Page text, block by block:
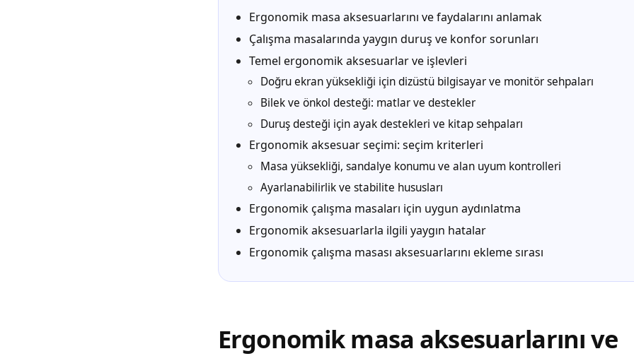
Ergonomik masa aksesuarlarını ve faydalarını anlamak
Çalışma masalarında yaygın duruş ve konfor sorunları
Temel ergonomik aksesuarlar ve işlevleri
Doğru ekran yüksekliği için dizüstü bilgisayar ve monitör sehpaları
Bilek ve önkol desteği: matlar ve destekler
Duruş desteği için ayak destekleri ve kitap sehpaları
Ergonomik aksesuar seçimi: seçim kriterleri
Masa yüksekliği, sandalye konumu ve alan uyum kontrolleri
Ayarlanabilirlik ve stabilite hususları
Ergonomik çalışma masaları için uygun aydınlatma
Ergonomik aksesuarlarla ilgili yaygın hatalar
Ergonomik çalışma masası aksesuarlarını ekleme sırası
Ergonomik masa aksesuarlarını ve